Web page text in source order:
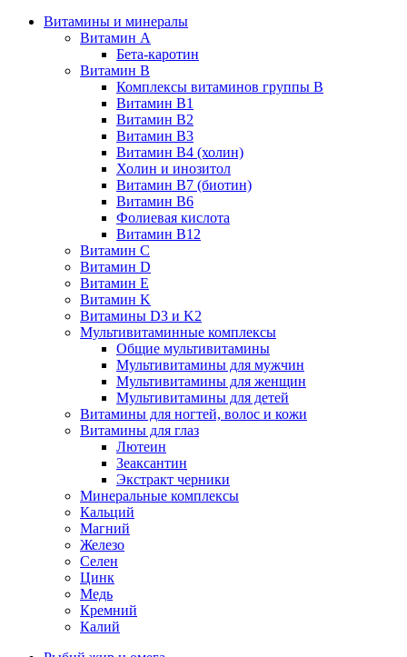
Витамины и минералы
Витамин A
Бета-каротин
Витамин B
Комплексы витаминов группы B
Витамин B1
Витамин B2
Витамин B3
Витамин B4 (холин)
Холин и инозитол
Витамин B7 (биотин)
Витамин B6
Фолиевая кислота
Витамин B12
Витамин C
Витамин D
Витамин E
Витамин K
Витамины D3 и K2
Мультивитаминные комплексы
Общие мультивитамины
Мультивитамины для мужчин
Мультивитамины для женщин
Мультивитамины для детей
Витамины для ногтей, волос и кожи
Витамины для глаз
Лютеин
Зеаксантин
Экстракт черники
Минеральные комплексы
Кальций
Магний
Железо
Селен
Цинк
Медь
Кремний
Калий